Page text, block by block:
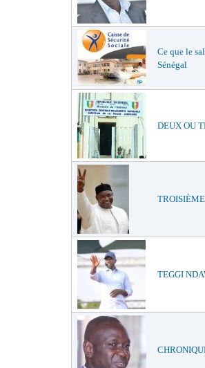
Ce que le
Sénégal
DEUX OU
TEGGI